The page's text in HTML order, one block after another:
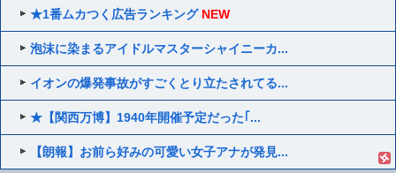
★1番ムカつく広告ランキング NEW
泡沫に染まるアイドルマスターシャイニーカ...
イオンの爆発事故がすごくとり立たされてる...
★【関西万博】1940年開催予定だった｢...
【朗報】お前ら好みの可愛い女子アナが発見...